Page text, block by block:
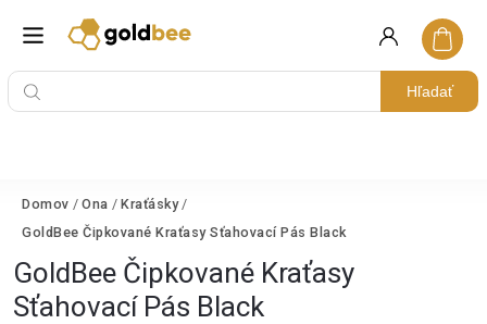
Hľadať
Domov / Ona / Kraťásky /
GoldBee Čipkované Kraťasy Sťahovací Pás Black
GoldBee Čipkované Kraťasy
Sťahovací Pás Black